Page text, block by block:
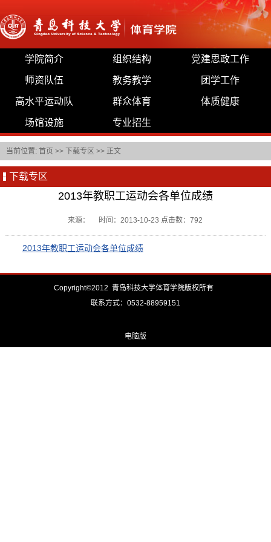
学院简介 组织结构 党建思政工作
师资队伍 教务教学 团学工作
高水平运动队 群众体育 体质健康
场馆设施 专业招生
当前位置: 首页 >> 下载专区 >> 正文
下载专区
2013年教职工运动会各单位成绩
来源： 时间：2013-10-23 点击数：792
2013年教职工运动会各单位成绩
Copyright©2012 青岛科技大学体育学院版权所有
联系方式：0532-88959151
电脑版